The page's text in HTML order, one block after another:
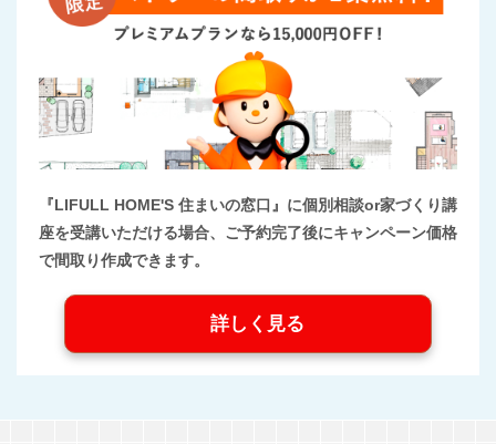
『LIFULL HOME'S 住まいの窓口』に個別相談or家づくり講
座を受講いただける場合、ご予約完了後にキャンペーン価格
で間取り作成できます。
詳しく見る